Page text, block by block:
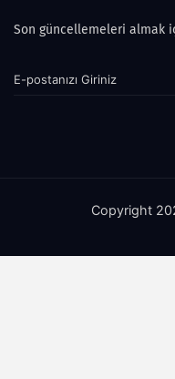
Son güncellemeleri almak
Copyright